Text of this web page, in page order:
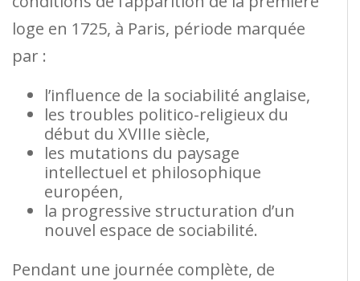
loge en 1725, à Paris, période marquée
par :
l’influence de la sociabilité anglaise,
les troubles politico-religieux du
début du XVIIIe siècle,
les mutations du paysage
intellectuel et philosophique
européen,
la progressive structuration d’un
nouvel espace de sociabilité.
Pendant une journée complète, de